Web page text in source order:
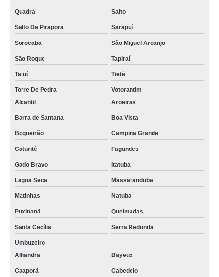
Quadra Salto
Salto De Pirapora Sarapuí
Sorocaba São Miguel Arcanjo
São Roque Tapiraí
Tatuí Tietê
Torre De Pedra
Votorantim
Alcantil
Aroeiras
Barra de Santana Boa Vista
Boqueirão Campina Grande
Caturité Fagundes
Gado Bravo Itatuba
Lagoa Seca Massaranduba
Matinhas Natuba
Puxinanã Queimadas
Santa Cecília Serra Redonda
Umbuzeiro
Alhandra
Bayeux
Caaporã Cabedelo